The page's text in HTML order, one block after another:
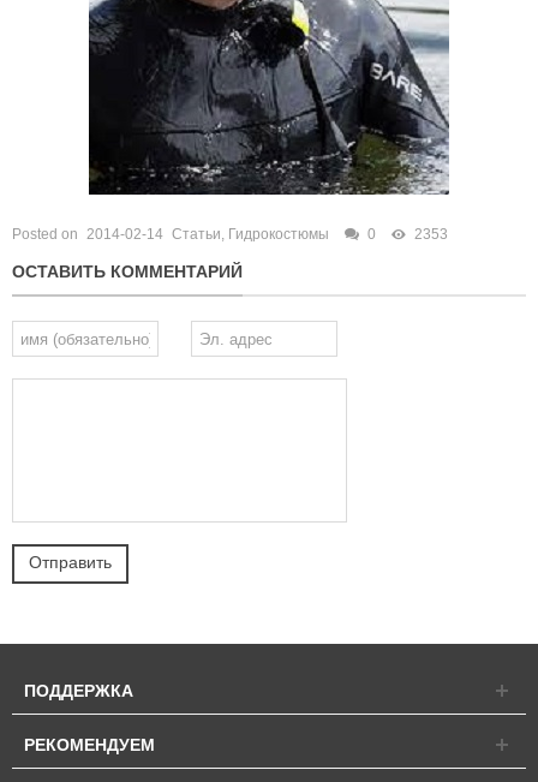
Posted on 2014-02-14 Статьи, Гидрокостюмы 0 2353
ОСТАВИТЬ КОММЕНТАРИЙ
ПОДДЕРЖКА
РЕКОМЕНДУЕМ